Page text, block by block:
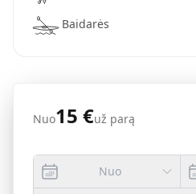
Baidarės
Nuo15 €už parą
Nuo